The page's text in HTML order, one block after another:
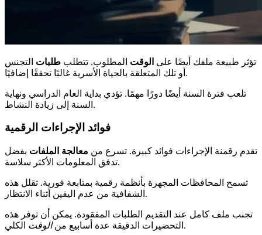
تؤثر طبيعة ملفك أيضًا على الوقت المطلوب. تتطلب طلبات التجنس
أو تلك المتعلقة بالحياة الأسرية غالبًا تحققًا إضافيًا.
تلعب فترة السنة أيضًا دورًا مهمًا. تؤدي بداية العام الدراسي ونهاية
السنة إلى زيادة النشاط.
فوائد الإجراءات الرقمية
تقدم رقمنة الإجراءات فوائد كبيرة. تسرع من معالجة الملفات بفضل
تدفق المعلومات الأكثر سلاسة.
تسمح المحافظات المجهزة بأنظمة رقمية بمتابعة فورية. تقلل هذه
الشفافية من عدم اليقين أثناء الانتظار.
تجنب ملف كامل عند التقديم الطلبات المفقودة. يمكن أن توفر هذه
التحضيرات الدقيقة عدة أسابيع منالوقت الكلي.